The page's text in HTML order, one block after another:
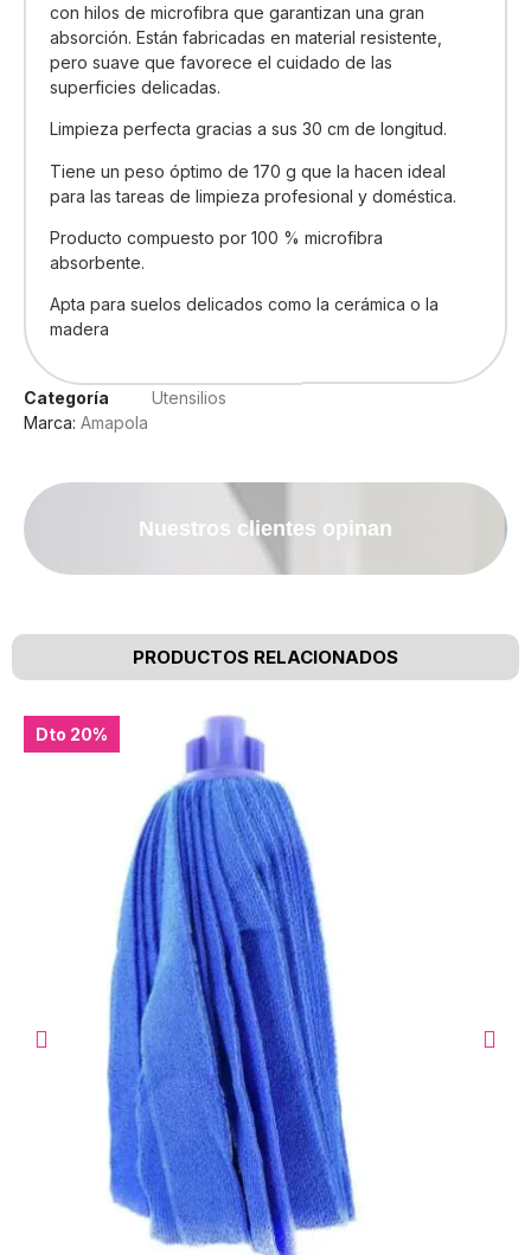
con hilos de microfibra que garantizan una gran
absorción. Están fabricadas en material resistente,
pero suave que favorece el cuidado de las
superficies delicadas.
Limpieza perfecta gracias a sus 30 cm de longitud.
Tiene un peso óptimo de 170 g que la hacen ideal
para las tareas de limpieza profesional y doméstica.
Producto compuesto por 100 % microfibra
absorbente.
Apta para suelos delicados como la cerámica o la
madera
Categoría
Utensilios
Marca: Amapola
Nuestros clientes opinan
PRODUCTOS RELACIONADOS
Dto 20%